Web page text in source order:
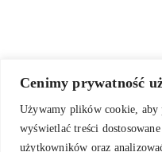
Cenimy prywatność
Używamy plików cookie, aby
wyświetlać treści
użytkowników oraz